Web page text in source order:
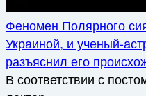
Феномен Полярного
Украиной, и ученый-
разъяснил его
В соответствии с